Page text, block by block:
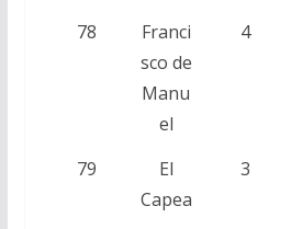
78
Franci
sco de
Manu
el
4
79
El
Capea
3